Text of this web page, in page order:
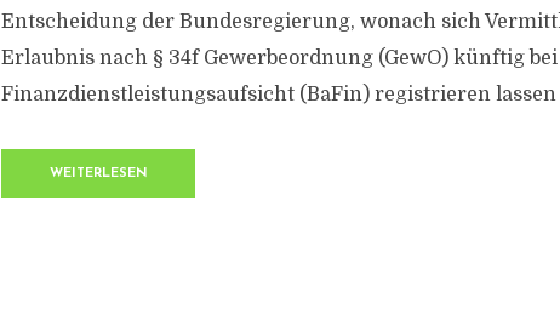
Entscheidung der Bundesregierung, wonach sich
Erlaubnis nach § 34f Gewerbeordnung (GewO) künftig
Finanzdienstleistungsaufsicht (BaFin) registrieren lassen
WEITERLESEN